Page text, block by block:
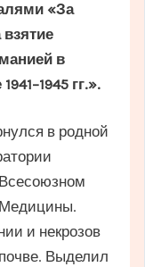
«За
в
гг.».
в родной
и некрозов
Выделил